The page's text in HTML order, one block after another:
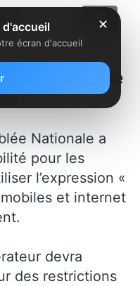
Nationale
Nationale a
pour les
l’expression «
et internet
devra
des restrictions
✕
écran d'accueil